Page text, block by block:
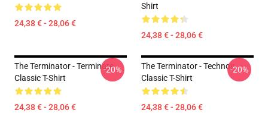
24,38 € - 28,06 €
Shirt
24,38 € - 28,06 €
The Terminator - Terminate...
Classic T-Shirt
24,38 € - 28,06 €
-20%
The Terminator - Technoir
Classic T-Shirt
24,38 € - 28,06 €
-20%